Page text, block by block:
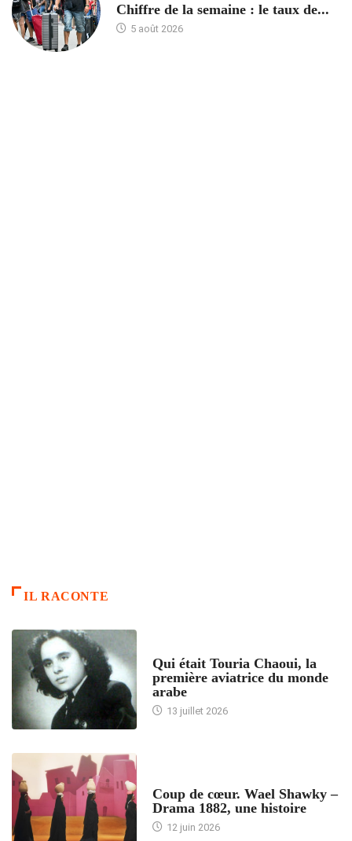
Chiffre de la semaine : le taux de...
5 août 2026
IL RACONTE
Qui était Touria Chaoui, la
première aviatrice du monde
arabe
13 juillet 2026
Coup de cœur. Wael Shawky –
Drama 1882, une histoire
12 juin 2026